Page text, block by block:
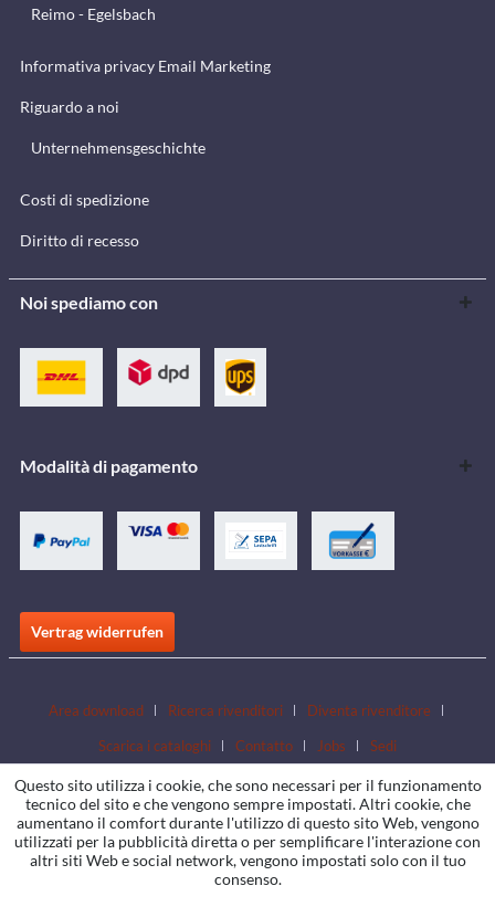
Reimo - Egelsbach
Informativa privacy Email Marketing
Riguardo a noi
Unternehmensgeschichte
Costi di spedizione
Diritto di recesso
Noi spediamo con
Modalità di pagamento
Vertrag widerrufen
Area download Ricerca rivenditori
Diventa rivenditore
Scarica i cataloghi
Contatto Jobs Sedi
Questo sito utilizza i cookie, che sono necessari per il funzionamento
tecnico del sito e che vengono sempre impostati. Altri cookie, che
aumentano il comfort durante l'utilizzo di questo sito Web, vengono
utilizzati per la pubblicità diretta o per semplificare l'interazione con
altri siti Web e social network, vengono impostati solo con il tuo
consenso.